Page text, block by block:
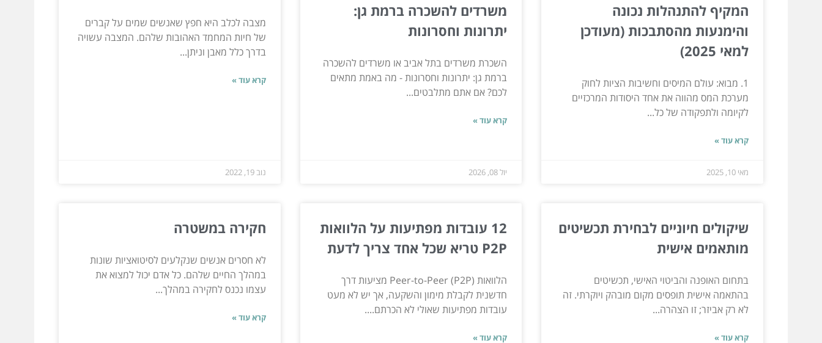
המקיף להתנהלות נכונה
והימנעות מהסתבכות (מעודכן
למאי 2025)
1. מבוא: עולם המיסים וחשיבות הציות לחוק
מערכת המס מהווה את אחד היסודות המרכזיים
לקיומה ולתפקודה של כל...
קרא עוד »
מאי 10, 2025
משרדים להשכרה ברמת גן:
יתרונות וחסרונות
השכרת משרדים בתל אביב או משרדים להשכרה
ברמת גן: יתרונות וחסרונות - מה באמת מתאים
לכם? אם אתם מתלבטים...
קרא עוד »
יול 08, 2026
מצבה לכלב היא חפץ שאנשים שמים על קברים
של חיות המחמד האהובות שלהם. המצבה עשויה
בדרך כלל מאבן וניתן...
קרא עוד »
נוב 19, 2022
שיקולים חיוניים לבחירת תכשיטים
מותאמים אישית
בתחום האופנה והביטוי האישי, תכשיטים
בהתאמה אישית תופסים מקום מובהק ויוקרתי. זה
לא רק אביזר; זו הצהרה...
קרא עוד »
12 עובדות מפתיעות על הלוואות
P2P טריא שכל אחד צריך לדעת
הלוואות Peer-to-Peer (P2P) מציעות דרך
חדשנית לקבלת מימון והשקעה, אך יש לא מעט
עובדות מפתיעות שאולי לא הכרתם....
קרא עוד »
חקירה במשטרה
לא חסרים אנשים שנקלעים לסיטואציות שונות
במהלך החיים שלהם. כל אדם יכול למצוא את
עצמו נכנס לחקירה במהלך...
קרא עוד »